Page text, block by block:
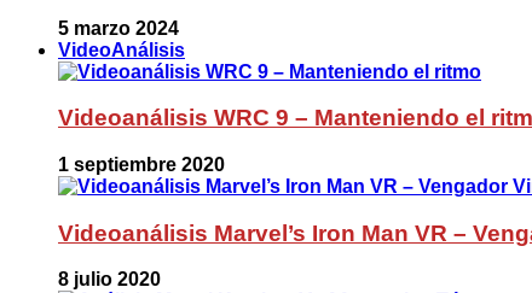
5 marzo 2024
VideoAnálisis
Videoanálisis WRC 9 – Manteniendo el
1 septiembre 2020
Videoanálisis Marvel’s Iron Man VR –
8 julio 2020